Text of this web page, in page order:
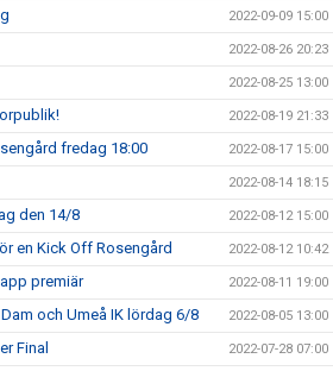
2022-09-09 15:00
2022-08-26 20:23
2022-08-25 13:00
2022-08-19 21:33
fredag 18:00 2022-08-17 15:00
2022-08-14 18:15
den 14/8 2022-08-12 15:00
en Kick Off Rosengård 2022-08-12 10:42
premiär 2022-08-11 19:00
och Umeå IK lördag 6/8 2022-08-05 13:00
Final 2022-07-28 07:00